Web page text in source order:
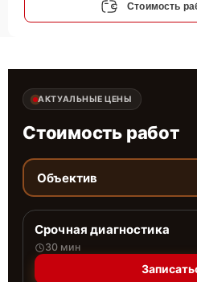
Стоимость
АКТУАЛЬНЫЕ ЦЕНЫ
Стоимость работ
Объектив
Срочная диагностика
30 мин